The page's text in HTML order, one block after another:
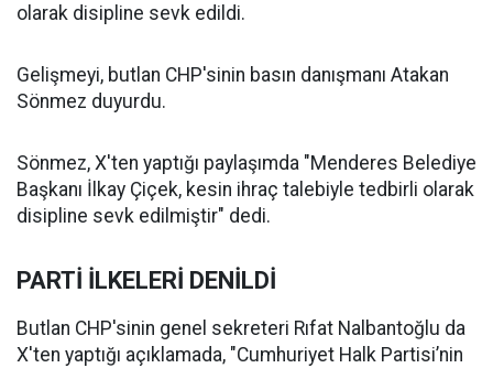
olarak disipline sevk edildi.
Gelişmeyi, butlan CHP'sinin basın danışmanı Atakan
Sönmez duyurdu.
Sönmez, X'ten yaptığı paylaşımda "Menderes Belediye
Başkanı İlkay Çiçek, kesin ihraç talebiyle tedbirli olarak
disipline sevk edilmiştir" dedi.
PARTİ İLKELERİ DENİLDİ
Butlan CHP'sinin genel sekreteri Rıfat Nalbantoğlu da
X'ten yaptığı açıklamada, "Cumhuriyet Halk Partisi’nin